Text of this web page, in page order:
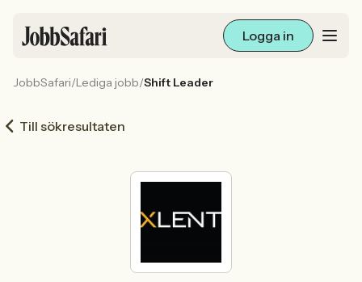
Logga in
Arbetsliv och karriär
För arbetsgivare
Sök med AI
JobbSafari/Lediga jobb/Shift Leader
Till sökresultaten